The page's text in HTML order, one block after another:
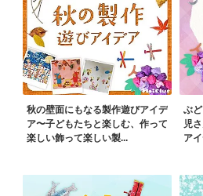
秋の壁面にもなる製作遊びアイデ
ア〜子どもたちと楽しむ、作って
楽しい飾って楽しい製...
ぶ
児
ア